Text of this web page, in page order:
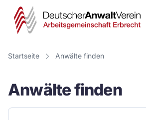
Startseite Anwälte finden
Anwälte finden